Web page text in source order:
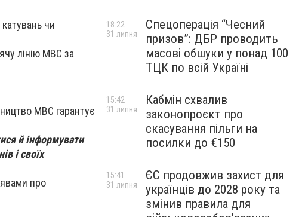
чи
лінію МВС за
МВС гарантує
й інформувати
і своїх
про
Спецоперація “Чесний
призов”: ДБР проводить
масові обшуки у понад 100
ТЦК по всій Україні
18:22
31 липня
Кабмін схвалив
законопроєкт про
скасування пільги на
посилки до €150
15:42
31 липня
ЄС продовжив захист для
українців до 2028 року та
змінив правила для
15:41
31 липня